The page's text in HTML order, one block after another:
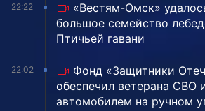
22:22
«Вестям-Омск»
большое семейство
Птичьей гавани
22:02
Фонд «Защитники
обеспечил ветерана СВО
автомобилем на ручном